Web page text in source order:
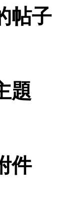
帖子
題
件